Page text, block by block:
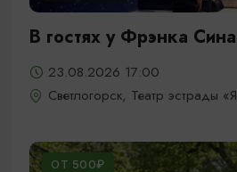
В гостях у Фрэнка
23.08.2026 17:00
Светлогорск, Театр эстрады
ОТ 500₽